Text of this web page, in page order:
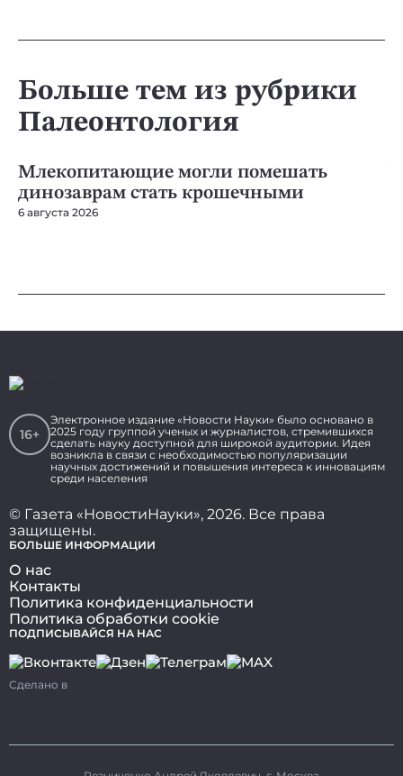
Больше тем из рубрики
Палеонтология
Млекопитающие могли помешать
динозаврам стать крошечными
6 августа 2026
16+
Электронное издание «Новости Науки» было основано в
2025 году группой ученых и журналистов, стремившихся
сделать науку доступной для широкой аудитории. Идея
возникла в связи с необходимостью популяризации
научных достижений и повышения интереса к инновациям
среди населения
© Газета «НовостиНауки», 2026. Все права
защищены.
БОЛЬШЕ ИНФОРМАЦИИ
О нас
Контакты
Политика конфиденциальности
Политика обработки cookie
ПОДПИСЫВАЙСЯ НА НАС
Сделано в